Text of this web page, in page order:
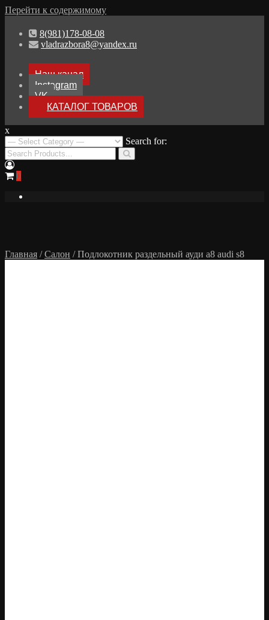
Перейти к содержимому
8(981)178-08-08
vladrazbora8@yandex.ru
Наш канал
Instagram
VK
КАТАЛОГ ТОВАРОВ
Разбор Ауди А8
Разборка Audi A8 D3
x
Search for:
0
Главная /Салон / Подлокотник раздельный ауди а8 audi s8